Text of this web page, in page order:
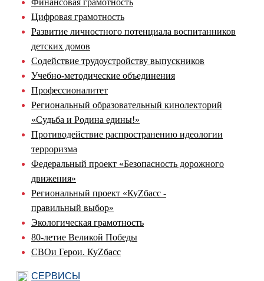
Цифровая грамотность
Развитие личностного потенциала воспитанников
детских домов
Содействие трудоустройству выпускников
Учебно-методические объединения
Профессионалитет
Региональный образовательный кинолекторий
«Судьба и Родина едины!»
Противодействие распространению идеологии
терроризма
Федеральный проект «Безопасность дорожного
движения»
Региональный проект «КуZбасс -
правильный выбор»
Экологическая грамотность
80-летие Великой Победы
СВОи Герои. КуZбасс
СЕРВИСЫ